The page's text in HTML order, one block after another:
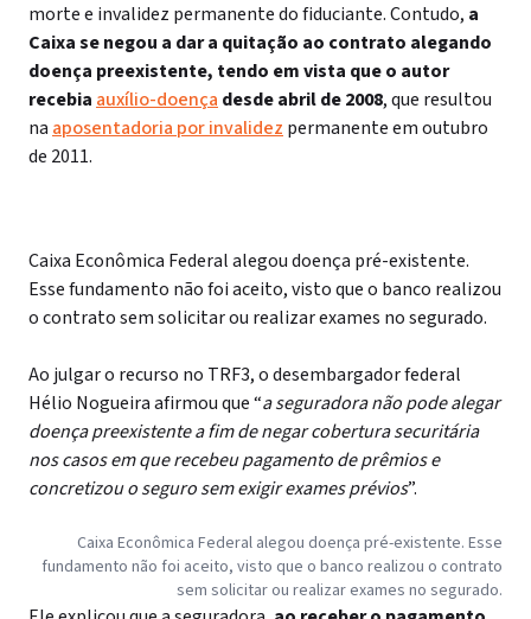
morte e invalidez permanente do fiduciante. Contudo, a
Caixa se negou a dar a quitação ao contrato alegando
doença preexistente, tendo em vista que o autor
recebia auxílio-doença desde abril de 2008, que resultou
na aposentadoria por invalidez permanente em outubro
de 2011.
Caixa Econômica Federal alegou doença pré-existente.
Esse fundamento não foi aceito, visto que o banco realizou
o contrato sem solicitar ou realizar exames no segurado.
Ao julgar o recurso no TRF3, o desembargador federal
Hélio Nogueira afirmou que “a seguradora não pode alegar
doença preexistente a fim de negar cobertura securitária
nos casos em que recebeu pagamento de prêmios e
concretizou o seguro sem exigir exames prévios”.
Caixa Econômica Federal alegou doença pré-existente. Esse
fundamento não foi aceito, visto que o banco realizou o contrato
sem solicitar ou realizar exames no segurado.